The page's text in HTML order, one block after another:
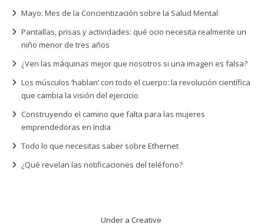
Mayo: Mes de la Concientización sobre la Salud Mental
Pantallas, prisas y actividades: qué ocio necesita realmente un
niño menor de tres años
¿Ven las máquinas mejor que nosotros si una imagen es falsa?
Los músculos ‘hablan’ con todo el cuerpo: la revolución científica
que cambia la visión del ejercicio
Construyendo el camino que falta para las mujeres
emprendedoras en India
Todo lo que necesitas saber sobre Ethernet
¿Qué revelan las notificaciones del teléfono?
Under a Creative